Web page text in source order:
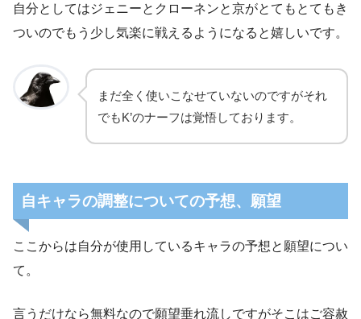
自分としてはジェニーとクローネンと京がとてもとてもき
ついのでもう少し気楽に戦えるようになると嬉しいです。
まだ全く使いこなせていないのですがそれ
でもK’のナーフは覚悟しております。
自キャラの調整についての予想、願望
ここからは自分が使用しているキャラの予想と願望につい
て。
言うだけなら無料なので願望垂れ流しですがそこはご容赦